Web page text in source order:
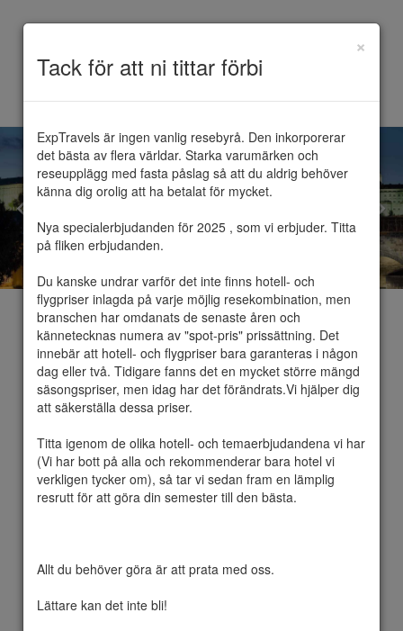
Tack för att ni tittar förbi
×
ExpTravels är ingen vanlig resebyrå. Den inkorporerar
det bästa av flera världar. Starka varumärken och
reseupplägg med fasta påslag så att du aldrig behöver
känna dig orolig att ha betalat för mycket.
Nya specialerbjudanden för 2025 , som vi erbjuder. Titta
på fliken erbjudanden.
Du kanske undrar varför det inte finns hotell- och
flygpriser inlagda på varje möjlig resekombination, men
branschen har omdanats de senaste åren och
kännetecknas numera av "spot-pris" prissättning. Det
innebär att hotell- och flygpriser bara garanteras i någon
dag eller två. Tidigare fanns det en mycket större mängd
säsongspriser, men idag har det förändrats.Vi hjälper dig
att säkerställa dessa priser.
Titta igenom de olika hotell- och temaerbjudandena vi har
(Vi har bott på alla och rekommenderar bara hotel vi
verkligen tycker om), så tar vi sedan fram en lämplig
resrutt för att göra din semester till den bästa.
Allt du behöver göra är att prata med oss.
Lättare kan det inte bli!
Prag
Prag är huvudstad och största stad i
Tjeckien, belägen vid floden Moldau. I 1
januari 2016 hade staden 1 267 449
äldsta universitetet i Centraleuropa norr om
har stadens gamla centrum varit upptaget